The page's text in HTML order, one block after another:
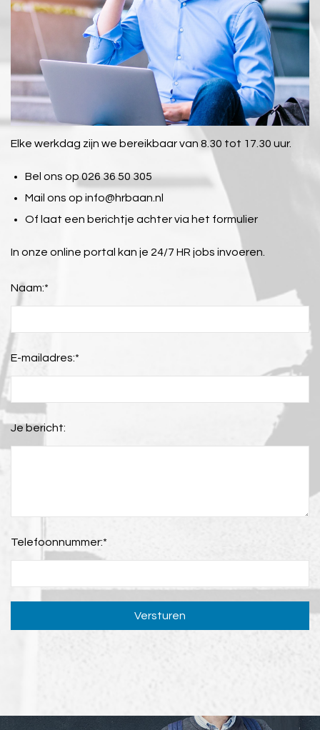
Elke werkdag zijn we bereikbaar van 8.30 tot 17.30 uur.
Bel ons op 026 36 50 305
Mail ons op info@hrbaan.nl
Of laat een berichtje achter via het formulier
In onze online portal kan je 24/7 HR jobs invoeren.
Naam:*
E-mailadres:*
Je bericht:
Telefoonnummer:*
Versturen